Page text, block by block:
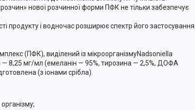
нової розчинної форми ПФК не тільки забезпечує
продукту і водночас розширює спектр його застосування.
(ПФК), виділений із мікроорганізмуNadsoniella
— 8,25 мг/мл (емеланін — 95%, тирозина — 2,5%, ДОФА
(з іонами срібла).